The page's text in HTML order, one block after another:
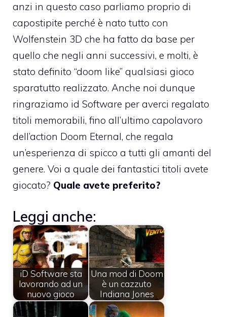
anzi in questo caso parliamo proprio di
capostipite perché è nato tutto con
Wolfenstein 3D che ha fatto da base per
quello che negli anni successivi, e molti, è
stato definito “doom like” qualsiasi gioco
sparatutto realizzato. Anche noi dunque
ringraziamo id Software per averci regalato
titoli memorabili, fino all’ultimo capolavoro
dell’action Doom Eternal, che regala
un’esperienza di spicco a tutti gli amanti del
genere. Voi a quale dei fantastici titoli avete
giocato? Quale avete preferito?
Leggi anche:
iD Software sta
lavorando ad un
nuovo gioco
Una mod di Doom
è un cazzuto
Indiana Jones